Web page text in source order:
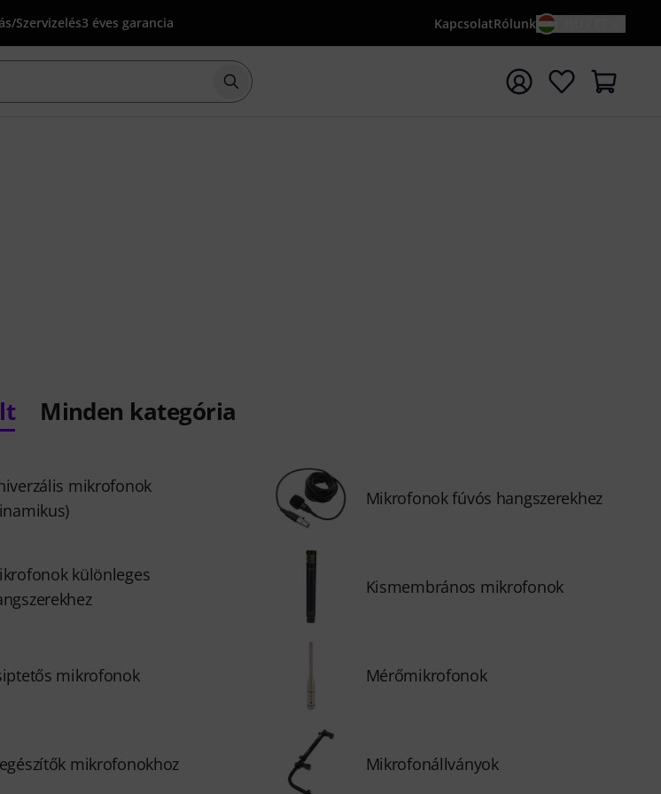
Szervizelés3 éves garancia KapcsolatRólunk
Keresés indítása {searchTerm} keresőszóval
Minden kategória
mikrofonok
Mikrofonok fúvós hangszerekhez
különleges
Kismembrános mikrofonok
mikrofonok Mérőmikrofonok
mikrofonokhoz Mikrofonállványok